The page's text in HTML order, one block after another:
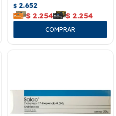
$ 2.652
$ 2.254 $ 2.254